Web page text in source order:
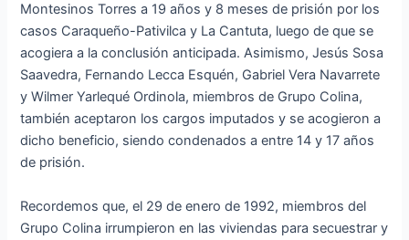
Montesinos Torres a 19 años y 8 meses de prisión por los
casos Caraqueño-Pativilca y La Cantuta, luego de que se
acogiera a la conclusión anticipada. Asimismo, Jesús Sosa
Saavedra, Fernando Lecca Esquén, Gabriel Vera Navarrete
y Wilmer Yarlequé Ordinola, miembros de Grupo Colina,
también aceptaron los cargos imputados y se acogieron a
dicho beneficio, siendo condenados a entre 14 y 17 años
de prisión.
Recordemos que, el 29 de enero de 1992, miembros del
Grupo Colina irrumpieron en las viviendas para secuestrar y